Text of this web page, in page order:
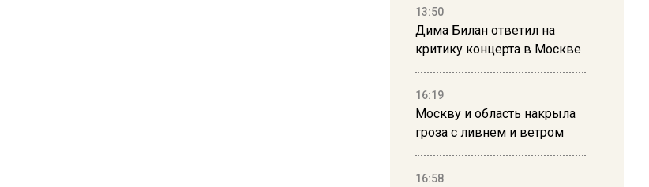
13:50
Дима Билан ответил на
критику концерта в Москве
16:19
Москву и область накрыла
гроза с ливнем и ветром
16:58